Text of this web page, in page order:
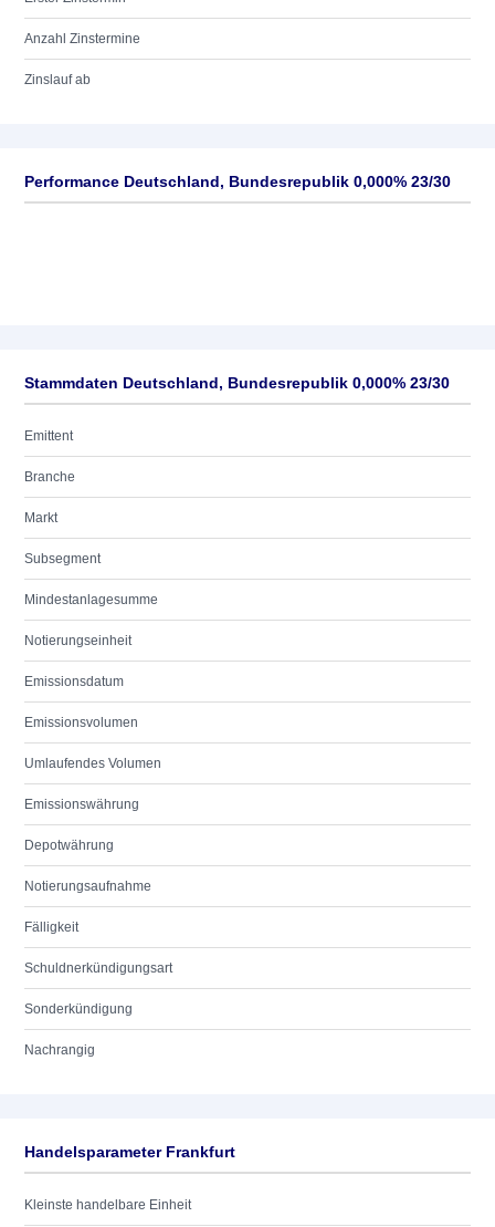
Anzahl Zinstermine
Zinslauf ab
Performance Deutschland, Bundesrepublik 0,000% 23/30
Stammdaten Deutschland, Bundesrepublik 0,000% 23/30
Emittent
Branche
Markt
Subsegment
Mindestanlagesumme
Notierungseinheit
Emissionsdatum
Emissionsvolumen
Umlaufendes Volumen
Emissionswährung
Depotwährung
Notierungsaufnahme
Fälligkeit
Schuldnerkündigungsart
Sonderkündigung
Nachrangig
Handelsparameter Frankfurt
Kleinste handelbare Einheit